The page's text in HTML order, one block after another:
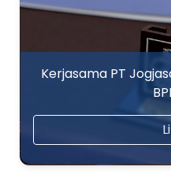
Kerjasama PT